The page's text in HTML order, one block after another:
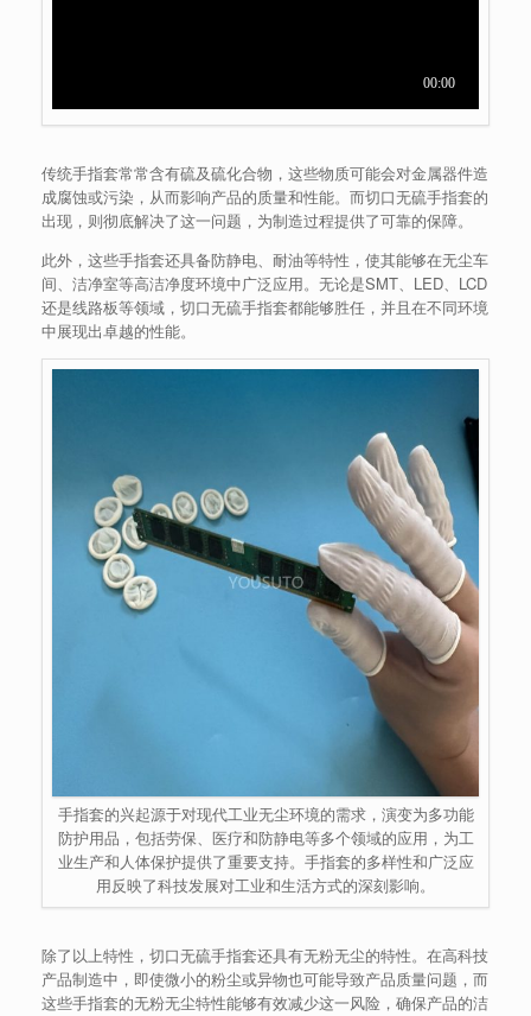
传统手指套常常含有硫及硫化合物，这些物质可能会对金属器件造
成腐蚀或污染，从而影响产品的质量和性能。而切口无硫手指套的
出现，则彻底解决了这一问题，为制造过程提供了可靠的保障。
此外，这些手指套还具备防静电、耐油等特性，使其能够在无尘车
间、洁净室等高洁净度环境中广泛应用。无论是SMT、LED、LCD
还是线路板等领域，切口无硫手指套都能够胜任，并且在不同环境
中展现出卓越的性能。
手指套的兴起源于对现代工业无尘环境的需求，演变为多功能
防护用品，包括劳保、医疗和防静电等多个领域的应用，为工
业生产和人体保护提供了重要支持。手指套的多样性和广泛应
用反映了科技发展对工业和生活方式的深刻影响。
除了以上特性，切口无硫手指套还具有无粉无尘的特性。在高科技
产品制造中，即使微小的粉尘或异物也可能导致产品质量问题，而
这些手指套的无粉无尘特性能够有效减少这一风险，确保产品的洁